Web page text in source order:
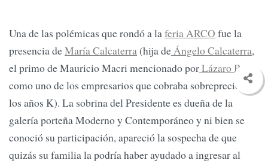
Una de las polémicas que rondó a laferia ARCO fue la
presencia deMaría Calcaterra(hija deÁngelo Calcaterra,
el primo de Mauricio Macri mencionado porLázaro Báez
como uno de los empresarios que cobraba sobreprecios en
los años K). La sobrina del Presidente es dueña de la
galería porteña Moderno y Contemporáneo y ni bien se
conoció su participación, apareció la sospecha de que
quizás su familia la podría haber ayudado a ingresar al